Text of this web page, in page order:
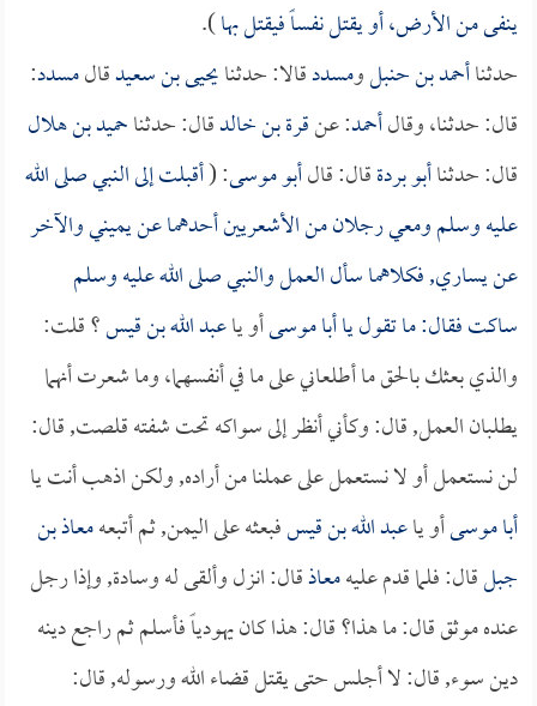
ينفى من الأرض، أو يقتل نفساً فيقتل بها).
حدثناأحمد بن حنبلومسددقالا: حدثنايحيى بن سعيدقالمسدد:
قال: حدثنا، وقالأحمد: عنقرة بن خالدقال: حدثناحميد بن هلال
قال: حدثناأبو بردةقال: قالأبو موسى: (أقبلت إلى النبي صلى الله
عليه وسلم ومعي رجلان من الأشعريين أحدهما عن يميني والآخر
عن يساري, فكلاهما سأل العمل والنبي صلى الله عليه وسلم
ساكت فقال: ما تقول ياأبا موسىأو ياعبد الله بن قيس؟ قلت:
والذي بعثك بالحق ما أطلعاني على ما في أنفسهما، وما شعرت أنهما
يطلبان العمل, قال: وكأني أنظر إلى سواكه تحت شفته قلصت, قال:
لن نستعمل أو لا نستعمل على عملنا من أراده, ولكن اذهب أنت يا
أبا موسىأو ياعبد الله بن قيسفبعثه على اليمن, ثم أتبعهمعاذ بن
جبلقال: فلما قدم عليهمعاذقال: انزل وألقى له وسادة, وإذا رجل
عنده موثق قال: ما هذا؟ قال: هذا كان يهودياً فأسلم ثم راجع دينه
دين سوء, قال: لا أجلس حتى يقتل قضاء الله ورسوله, قال: